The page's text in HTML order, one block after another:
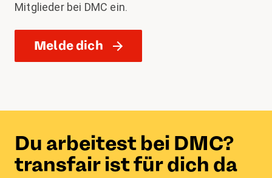
Mitglieder bei DMC ein.
Melde dich
Du arbeitest bei DMC?
transfair ist für dich da